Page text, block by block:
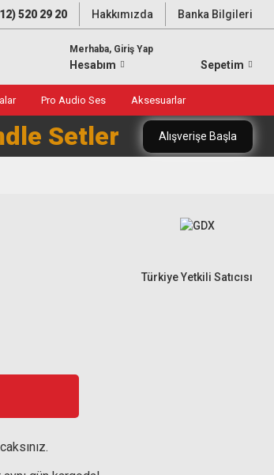
520 29 20 Hakkımızda Banka Bilgileri
Merhaba, Giriş Yap
Hesabım Sepetim
Pro Audio Ses Aksesuarlar
Setler Alışverişe Başla
Türkiye Yetkili Satıcısı